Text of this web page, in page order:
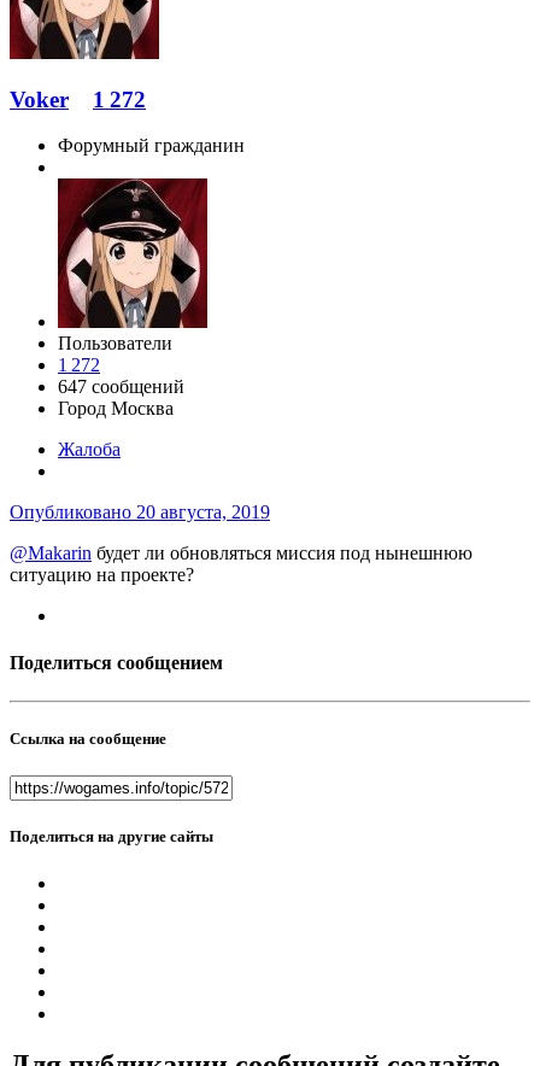
Voker 1 272
Форумный гражданин
Пользователи
1 272
647 сообщений
Город Москва
Жалоба
Опубликовано 20 августа, 2019
@Makarin будет ли обновляться миссия под нынешнюю
ситуацию на проекте?
Поделиться сообщением
Ссылка на сообщение
Поделиться на другие сайты